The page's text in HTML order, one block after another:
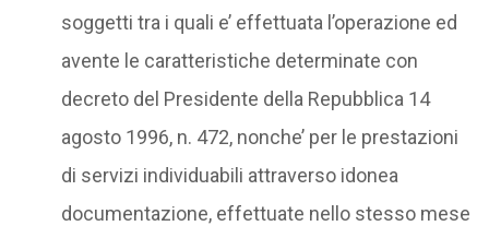
soggetti tra i quali e’ effettuata l’operazione ed
avente le caratteristiche determinate con
decreto del Presidente della Repubblica 14
agosto 1996, n. 472, nonche’ per le prestazioni
di servizi individuabili attraverso idonea
documentazione, effettuate nello stesso mese